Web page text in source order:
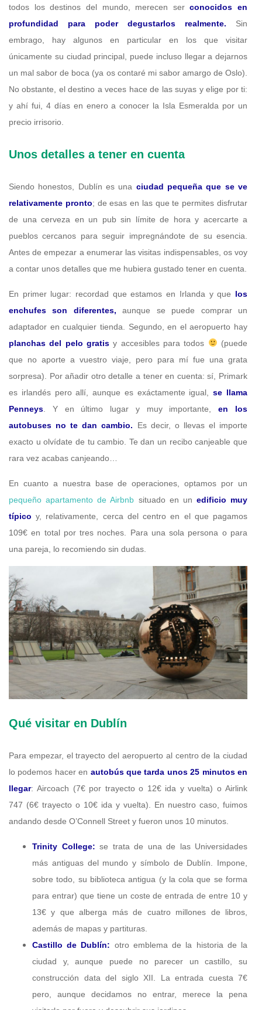
todos los destinos del mundo, merecen serconocidos en
profundidad para poder degustarlos realmente.
Sin
embrago, hay algunos en particular en los que visitar
únicamente su ciudad principal, puede incluso llegar a dejarnos
un mal sabor de boca (ya os contaré mi sabor amargo de Oslo).
No obstante, el destino a veces hace de las suyas y elige por ti:
y ahí fui, 4 días en enero a conocer la Isla Esmeralda por un
precio irrisorio.
Unos detalles a tener en cuenta
Siendo honestos, Dublín es una ciudad pequeña que se ve
relativamente pronto; de esas en las que te permites disfrutar
de una cerveza en un pub sin límite de hora y acercarte a
pueblos cercanos para seguir impregnándote de su esencia.
Antes de empezar a enumerar las visitas indispensables, os voy
a contar unos detalles que me hubiera gustado tener en cuenta.
En primer lugar: recordad que estamos en Irlanda y que los
enchufes son diferentes, aunque se puede comprar un
adaptador en cualquier tienda. Segundo, en el aeropuerto hay
planchas del pelo gratis y accesibles para todos
(puede
que no aporte a vuestro viaje, pero para mí fue una grata
sorpresa). Por añadir otro detalle a tener en cuenta: sí, Primark
es irlandés pero allí, aunque es exáctamente igual,se llama
Penneys . Y en último lugar y muy importante,
en los
autobuses no te dan cambio.
Es decir, o llevas el importe
exacto u olvídate de tu cambio. Te dan un recibo canjeable que
rara vez acabas canjeando…
En cuanto a nuestra base de operaciones, optamos por un
pequeño apartamento de Airbnb situado en un edificio muy
típico y, relativamente, cerca del centro en el que pagamos
109€ en total por tres noches. Para una sola persona o para
una pareja, lo recomiendo sin dudas.
Qué visitar en Dublín
Para empezar, el trayecto del aeropuerto al centro de la ciudad
lo podemos hacer en autobús que tarda unos 25 minutos en
llegar: Aircoach (7€ por trayecto o 12€ ida y vuelta) o Airlink
747 (6€ trayecto o 10€ ida y vuelta). En nuestro caso, fuimos
andando desde O’Connell Street y fueron unos 10 minutos.
Trinity College: se trata de una de las Universidades
más antiguas del mundo y símbolo de Dublín. Impone,
sobre todo, su biblioteca antigua (y la cola que se forma
para entrar) que tiene un coste de entrada de entre 10 y
13€ y que alberga más de cuatro millones de libros,
además de mapas y partituras.
Castillo de Dublín: otro emblema de la historia de la
ciudad y, aunque puede no parecer un castillo, su
construcción data del siglo XII. La entrada cuesta 7€
pero, aunque decidamos no entrar, merece la pena